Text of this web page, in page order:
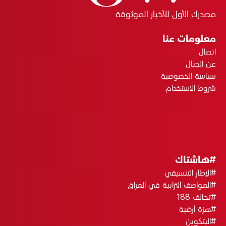
مصدرك الأول للأخبار الموثوقة
معلومات عنا
اتصال
عن الجبال
سياسة الخصوصية
شروط الاستخدام
#هاشتاك
#الإطار التنسيقي
#العواصف الترابية في العراق
#تحالف 188
#هزة أرضية
#البتكوين